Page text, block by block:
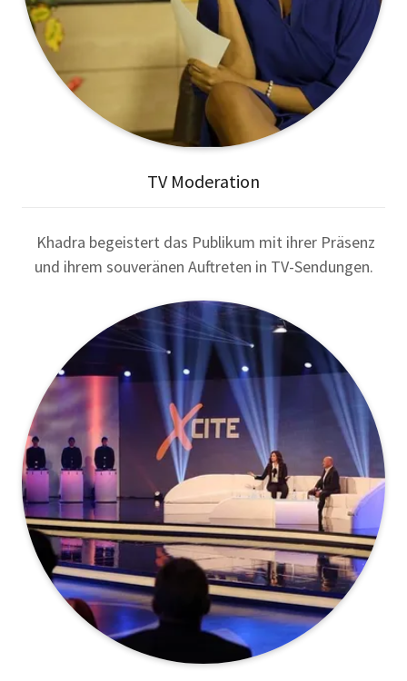
TV Moderation
Khadra begeistert das Publikum mit ihrer Präsenz
und ihrem souveränen Auftreten in TV-Sendungen.